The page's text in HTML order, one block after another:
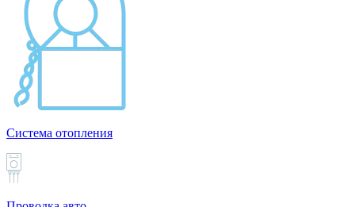
Система отопления